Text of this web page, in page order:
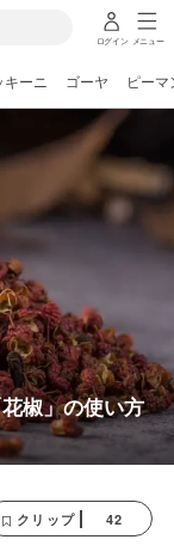
ログイン メニュー
キーニ ゴーヤ ピーマ
椒」の使い方
クリップ 42